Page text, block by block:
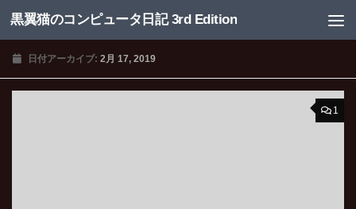
コンテンツへスキップ
黒翼猫のコンピュータ日記 3rd Edition
日付アーカイブ:2月 17, 2019
1